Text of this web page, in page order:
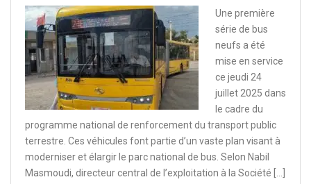
Une première
série de bus
neufs a été
mise en service
ce jeudi 24
juillet 2025 dans
le cadre du
programme national de renforcement du transport public
terrestre. Ces véhicules font partie d’un vaste plan visant à
moderniser et élargir le parc national de bus. Selon Nabil
Masmoudi, directeur central de l’exploitation à la Société […]